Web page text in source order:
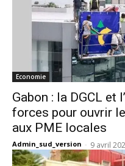
Economie
Gabon : la DGCL et
forces pour ouvrir
aux PME locales
Admin_sud_version - 9 avril